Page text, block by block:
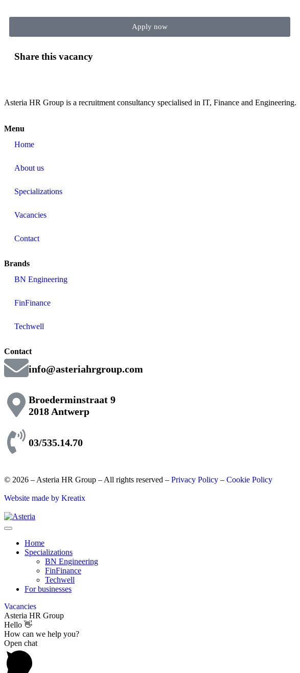
Apply now
Share this vacancy
Asteria HR Group is a recruitment consultancy specialised in IT, Finance and Engineering.
Menu
Home
About us
Specializations
Vacancies
Contact
Brands
BN Engineering
FinFinance
Techwell
Contact
info@asteriahrgroup.com
Broederminstraat 9
2018 Antwerp
03/535.14.70
© 2026 – Asteria HR Group – All rights reserved – Privacy Policy – Cookie Policy
Website made by Kreatix
Home
Specializations
BN Engineering
FinFinance
Techwell
For businesses
Vacancies
Asteria HR Group
Hello 👋
How can we help you?
Open chat